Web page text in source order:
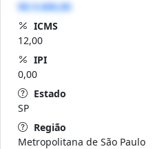
R$ 0.000,00
ICMS
12,00
IPI
0,00
Estado
SP
Região
Metropolitana de São Paulo